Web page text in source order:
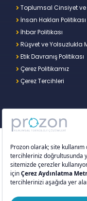
Toplumsal Cinsiyet ve
İnsan Hakları Politikası
İhbar Politikası
Rüşvet ve Yolsuzlukla
Etik Davranış Politikası
Çerez Politikamız
Çerez Tercihleri
Copyright © 2026
Prozon Kurumsal
Şirketi,Proventus
tescilli markası ve